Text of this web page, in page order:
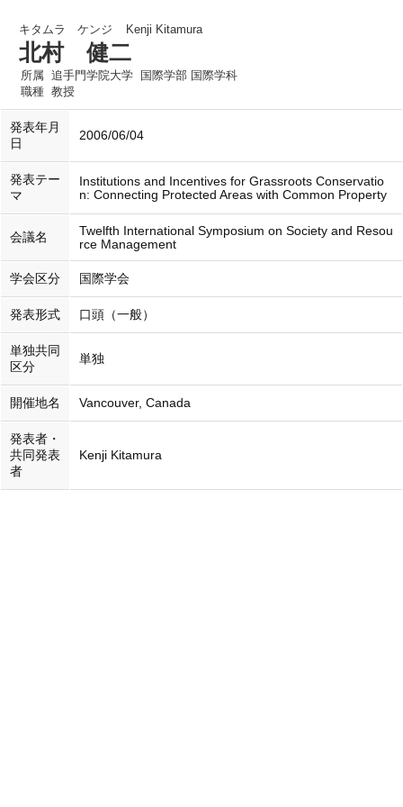
キタムラ ケンジ Kenji Kitamura
北村 健二
所属 追手門学院大学 国際学部 国際学科
職種 教授
発表年月
日
2006/06/04
発表テー
マ
Institutions and Incentives for Grassroots Conservatio
n: Connecting Protected Areas with Common Property
会議名
Twelfth International Symposium on Society and Resou
rce Management
学会区分 国際学会
発表形式 口頭（一般）
単独共同
区分
単独
開催地名 Vancouver, Canada
発表者・
共同発表
者
Kenji Kitamura